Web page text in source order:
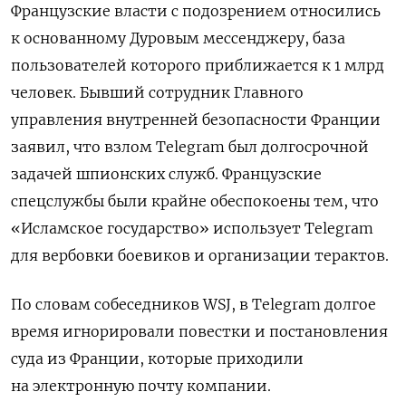
Французские власти с подозрением относились
к основанному Дуровым мессенджеру, база
пользователей которого приближается к 1 млрд
человек. Бывший сотрудник Главного
управления внутренней безопасности Франции
заявил, что взлом Telegram был долгосрочной
задачей шпионских служб. Французские
спецслужбы были крайне обеспокоены тем, что
«Исламское государство» использует Telegram
для вербовки боевиков и организации терактов.
По словам собеседников WSJ, в Telegram долгое
время игнорировали повестки и постановления
суда из Франции, которые приходили
на электронную почту компании.